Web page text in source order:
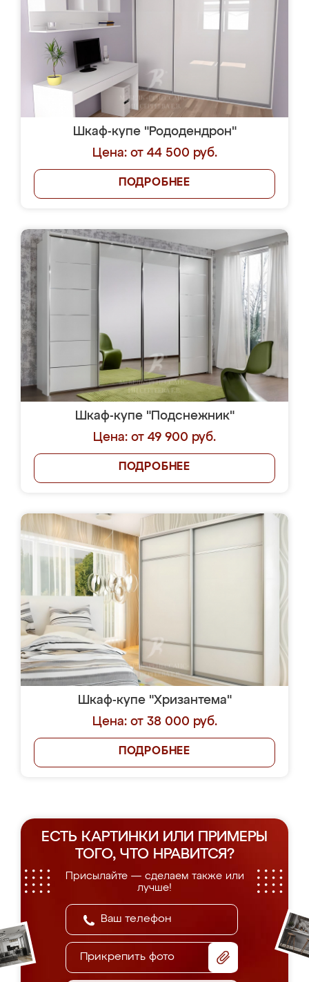
Шкаф-купе "Рододендрон"
Цена: от 44 500 руб.
ПОДРОБНЕЕ
Шкаф-купе "Подснежник"
Цена: от 49 900 руб.
ПОДРОБНЕЕ
Шкаф-купе "Хризантема"
Цена: от 38 000 руб.
ПОДРОБНЕЕ
ЕСТЬ КАРТИНКИ ИЛИ ПРИМЕРЫ
ТОГО, ЧТО НРАВИТСЯ?
Присылайте — сделаем также или
лучше!
Прикрепить фото